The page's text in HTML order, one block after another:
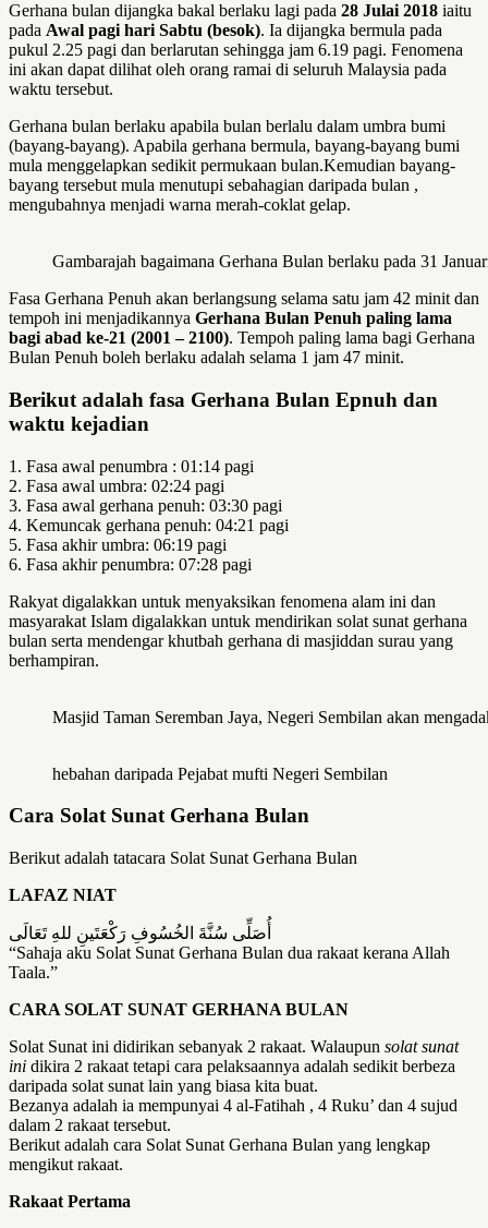
Gerhana bulan dijangka bakal berlaku lagi pada 28 Julai 2018 iaitu
pada Awal pagi hari Sabtu (besok). Ia dijangka bermula pada
pukul 2.25 pagi dan berlarutan sehingga jam 6.19 pagi. Fenomena
ini akan dapat dilihat oleh orang ramai di seluruh Malaysia pada
waktu tersebut.
Gerhana bulan berlaku apabila bulan berlalu dalam umbra bumi
(bayang-bayang). Apabila gerhana bermula, bayang-bayang bumi
mula menggelapkan sedikit permukaan bulan.Kemudian bayang-
bayang tersebut mula menutupi sebahagian daripada bulan ,
mengubahnya menjadi warna merah-coklat gelap.
Gambarajah bagaimana Gerhana Bulan berlaku pada 31
Fasa Gerhana Penuh akan berlangsung selama satu jam 42 minit dan
tempoh ini menjadikannya Gerhana Bulan Penuh paling lama
bagi abad ke-21 (2001 – 2100). Tempoh paling lama bagi Gerhana
Bulan Penuh boleh berlaku adalah selama 1 jam 47 minit.
Berikut adalah fasa Gerhana Bulan Epnuh dan
waktu kejadian
1. Fasa awal penumbra : 01:14 pagi
2. Fasa awal umbra: 02:24 pagi
3. Fasa awal gerhana penuh: 03:30 pagi
4. Kemuncak gerhana penuh: 04:21 pagi
5. Fasa akhir umbra: 06:19 pagi
6. Fasa akhir penumbra: 07:28 pagi
Rakyat digalakkan untuk menyaksikan fenomena alam ini dan
masyarakat Islam digalakkan untuk mendirikan solat sunat gerhana
bulan serta mendengar khutbah gerhana di masjiddan surau yang
berhampiran.
Masjid Taman Seremban Jaya, Negeri Sembilan akan
hebahan daripada Pejabat mufti Negeri Sembilan
Cara Solat Sunat Gerhana Bulan
Berikut adalah tatacara Solat Sunat Gerhana Bulan
LAFAZ NIAT
أُصَلِّى سُنَّةَ الخُسُوفِ رَكْعَتَينِ للهِ تَعَالَى
“Sahaja aku Solat Sunat Gerhana Bulan dua rakaat kerana Allah
Taala.”
CARA SOLAT SUNAT GERHANA BULAN
Solat Sunat ini didirikan sebanyak 2 rakaat. Walaupun solat sunat
ini dikira 2 rakaat tetapi cara pelaksaannya adalah sedikit berbeza
daripada solat sunat lain yang biasa kita buat.
Bezanya adalah ia mempunyai 4 al-Fatihah , 4 Ruku’ dan 4 sujud
dalam 2 rakaat tersebut.
Berikut adalah cara Solat Sunat Gerhana Bulan yang lengkap
mengikut rakaat.
Rakaat Pertama